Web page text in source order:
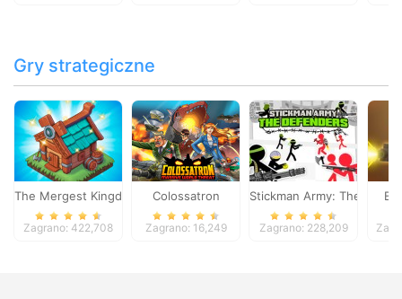
Gry strategiczne
The Mergest Kingdom
Zagrano: 422,708
Colossatron
Zagrano: 16,249
Stickman Army: The
Zagrano: 228,209